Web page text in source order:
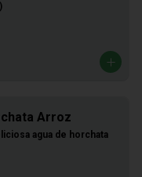
Arroz
agua de horchata